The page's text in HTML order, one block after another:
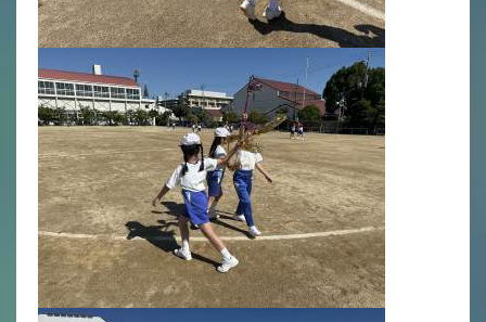
行事紹介
校外学習・宿泊行事
新入生募集要項
入学金・学費